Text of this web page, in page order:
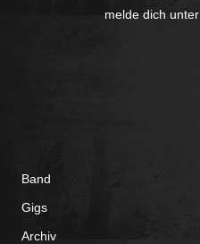
melde dich unter
Band
Gigs
Archiv